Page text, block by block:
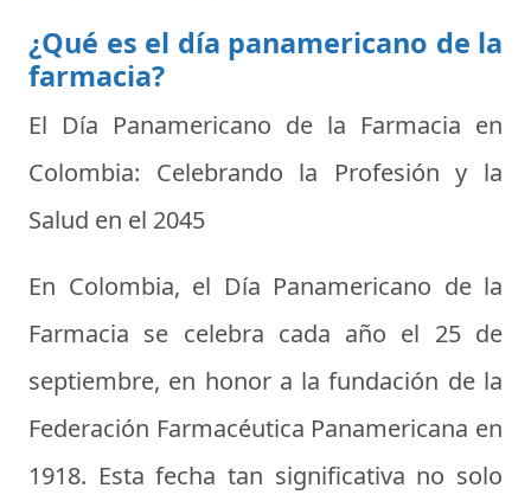
¿Qué es el día panamericano de la
farmacia?
El Día Panamericano de la Farmacia en
Colombia: Celebrando la Profesión y la
Salud en el 2045
En Colombia, el Día Panamericano de la
Farmacia se celebra cada año el 25 de
septiembre, en honor a la fundación de la
Federación Farmacéutica Panamericana en
1918. Esta fecha tan significativa no solo